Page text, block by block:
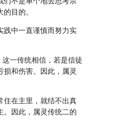
目的。
践中一直谨慎而努力实
一传统相信，若是信徒
和伤害。因此，属灵
住在主里，就结不出真
。因此，属灵传统二的